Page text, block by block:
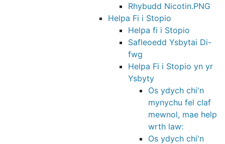
Rhybudd Nicotin.PNG
Helpa Fi i Stopio
Helpa fi i Stopio
Safleoedd Ysbytai Di-
fwg
Helpa Fi i Stopio yn yr
Ysbyty
Os ydych chi'n
mynychu fel claf
mewnol, mae help
wrth law:
Os ydych chi'n